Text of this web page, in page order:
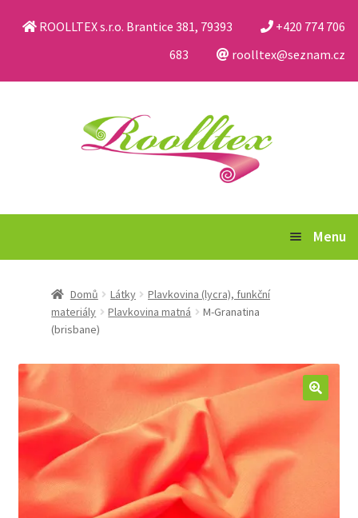
ROOLLTEX s.r.o. Brantice 381, 79393
+420 774 706
683
roolltex@seznam.cz
Menu
Obchodní podmínky a reklamační řád
Jak nakupovat
Aktuality
Domů Látky
Plavkovina (lycra), funkční
materiály
Plavkovina matná
M-Granatina
(brisbane)